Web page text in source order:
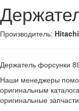
Производитель: Hitachi
Держатель форсунки
Наши менеджеры
оригинальным
оригинальные